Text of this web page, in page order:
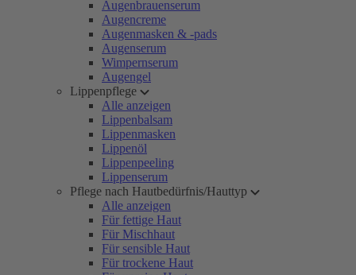
Augenbrauenserum
Augencreme
Augenmasken & -pads
Augenserum
Wimpernserum
Augengel
Lippenpflege
Alle anzeigen
Lippenbalsam
Lippenmasken
Lippenöl
Lippenpeeling
Lippenserum
Pflege nach Hautbedürfnis/Hauttyp
Alle anzeigen
Für fettige Haut
Für Mischhaut
Für sensible Haut
Für trockene Haut